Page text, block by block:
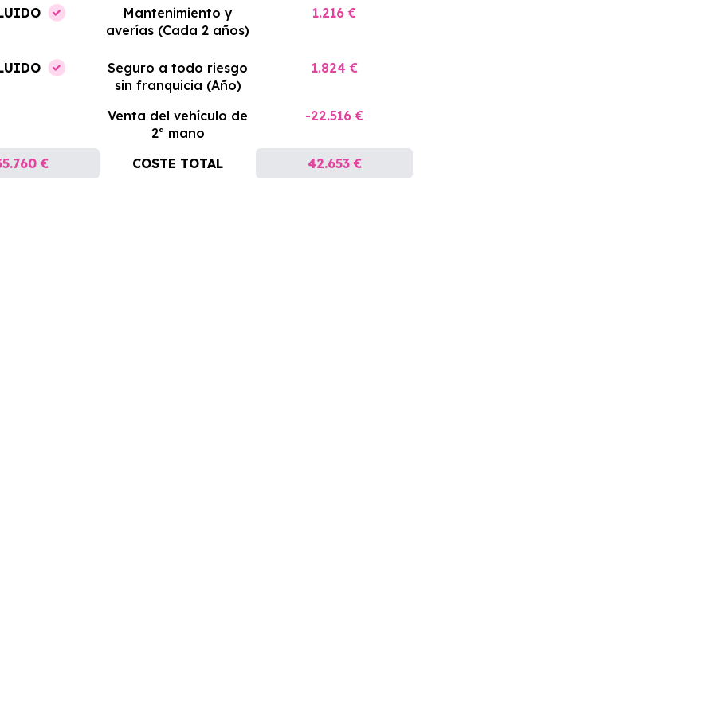
Mantenimiento y
averías (Cada 2 años)
1.216 €
Seguro a todo riesgo
sin franquicia (Año)
1.824 €
Venta del vehículo de
2ª mano
-22.516 €
€ COSTE TOTAL 42.653 €